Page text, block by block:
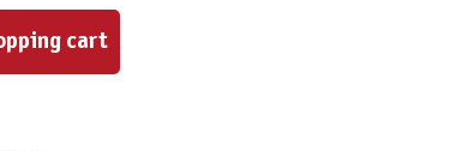
to increase or decrease the quantity.
cart